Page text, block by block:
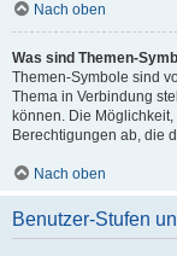
Nach oben
Was sind Themen-
Themen-Symbole sind
Thema in Verbindung
können. Die
Berechtigungen ab, die
Nach oben
Benutzer-Stufen